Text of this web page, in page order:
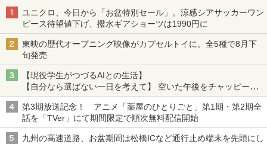
ユニクロ、今日から「お盆特別セール」。涼感シアサッカーワン
ピース待望値下げ、撥水ギアショーツは1990円に
東映の歴代オープニング映像がカプセルトイに。全5種で8月下
旬発売
【現役学生がつづるAIとの生活】
【自分なら選ばない一日を考えて】 空いた午後をチャッピーに
捧げたら、思わぬ絶景に出会った話
第3期放送記念！ アニメ「薬屋のひとりごと」第1期・第2期全
話を「TVer」にて期間限定で順次無料配信開始
九州の高速道路、お盆期間は松橋ICなど通行止め端末を先頭にし